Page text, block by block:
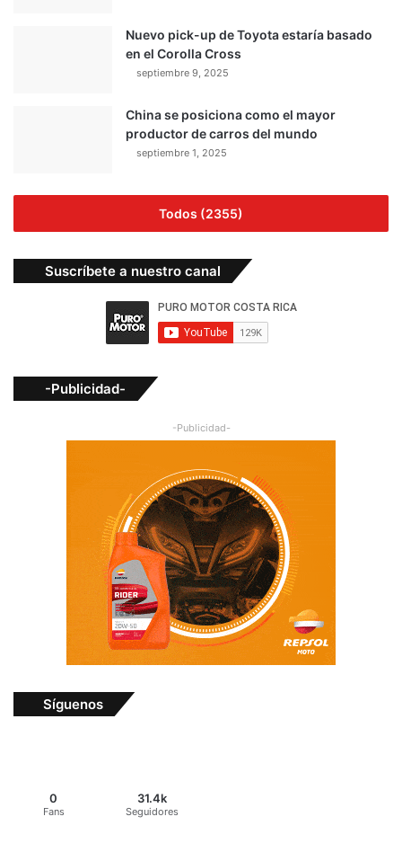
Nuevo pick-up de Toyota estaría basado
en el Corolla Cross
septiembre 9, 2025
China se posiciona como el mayor
productor de carros del mundo
septiembre 1, 2025
Todos (2355)
Suscríbete a nuestro canal
-Publicidad-
-Publicidad-
Síguenos
0
Fans
31.4k
Seguidores